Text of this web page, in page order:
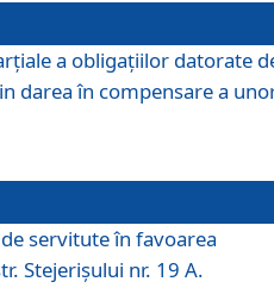
a obligaţiilor datorate
darea în compensare a
servitute în favoarea
Stejerişului nr. 19 A.